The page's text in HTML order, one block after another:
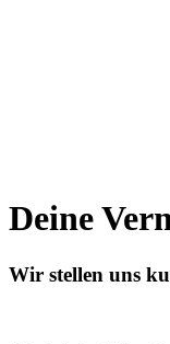
Deine
Wir stellen uns